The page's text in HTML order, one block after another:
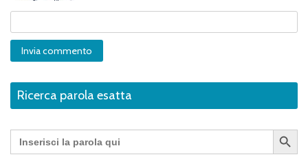
Ricerca parola esatta
Search
for:
Search Button